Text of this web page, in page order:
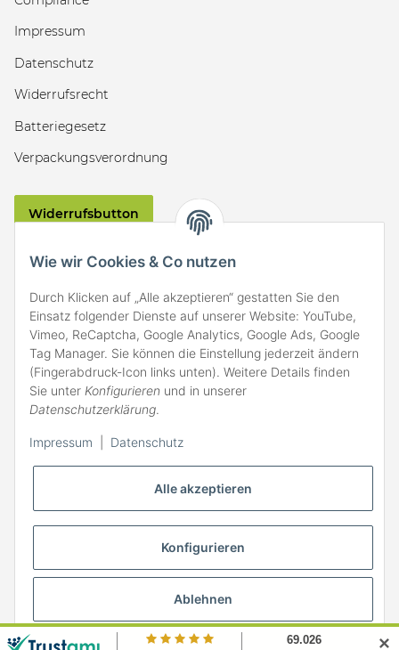
Alle akzeptieren
Konfigurieren
Ablehnen
Wie wir Cookies & Co nutzen
Durch Klicken auf „Alle akzeptieren“ gestatten Sie den
Einsatz folgender Dienste auf unserer Website: YouTube,
Vimeo, ReCaptcha, Google Analytics, Google Ads, Google
Tag Manager. Sie können die Einstellung jederzeit ändern
(Fingerabdruck-Icon links unten). Weitere Details finden
Sie unter Konfigurieren und in unserer
Datenschutzerklärung.
Impressum Datenschutz
Impressum
Datenschutz
Widerrufsrecht
Batteriegesetz
Verpackungsverordnung
Widerrufsbutton
ZAHLARTEN
* Alle Preise inkl. gesetzlicher MwSt., zzgl.
✕